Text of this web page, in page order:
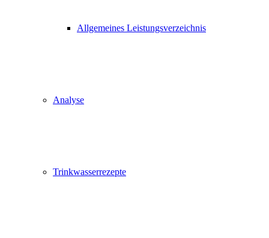
Allgemeines Leistungsverzeichnis
Analyse
Trinkwasserrezepte